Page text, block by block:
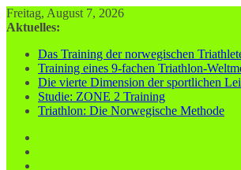
Zum
Inhalt
Freitag, August 7, 2026
Aktuelles:
Das Training der norwegischen
Training eines 9-fachen Triathlon-
Die vierte Dimension der sportlichen
Studie: ZONE 2 Training
Triathlon: Die Norwegische Methode